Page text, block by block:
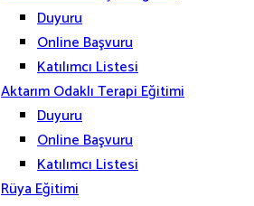
Duyuru
Online Başvuru
Katılımcı Listesi
Aktarım Odaklı Terapi Eğitimi
Duyuru
Online Başvuru
Katılımcı Listesi
Rüya Eğitimi